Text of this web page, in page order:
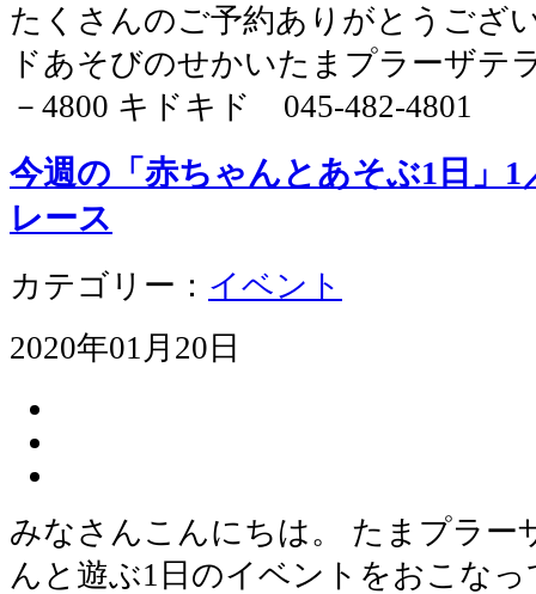
たくさんのご予約ありがとうござ
ドあそびのせかいたまプラーザテ
－4800 キドキド 045-482-4801
今週の「赤ちゃんとあそぶ1日」1
レース
カテゴリー： イベント
2020年01月20日
みなさんこんにちは。 たまプラー
んと遊ぶ1日のイベントをおこな